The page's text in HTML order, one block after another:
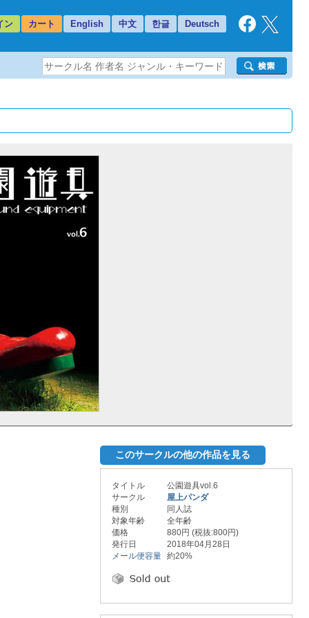
ン カート English 中文 한글 Deutsch
このサークルの他の作品を見る
タイトル
公園遊具vol.6
サークル
屋上パンダ
種別
同人誌
対象年齢
全年齢
価格
880円 (税抜:800円)
発行日
2018年04月28日
メール便容量 約20%